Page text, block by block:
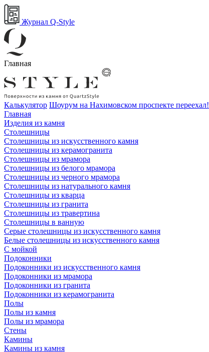
Журнал Q-Style
Главная
Калькулятор Шоурум на Нахимовском проспекте переехал!
Главная
Изделия из камня
Столешницы
Столешницы из искусственного камня
Столешницы из керамогранита
Столешницы из мрамора
Столешницы из белого мрамора
Столешницы из черного мрамора
Столешницы из натурального камня
Столешницы из кварца
Столешницы из гранита
Столешницы из травертина
Столешницы в ванную
Серые столешницы из искусственного камня
Белые столешницы из искусственного камня
С мойкой
Подоконники
Подоконники из искусственного камня
Подоконники из мрамора
Подоконники из гранита
Подоконники из керамогранита
Полы
Полы из камня
Полы из мрамора
Стены
Камины
Камины из камня